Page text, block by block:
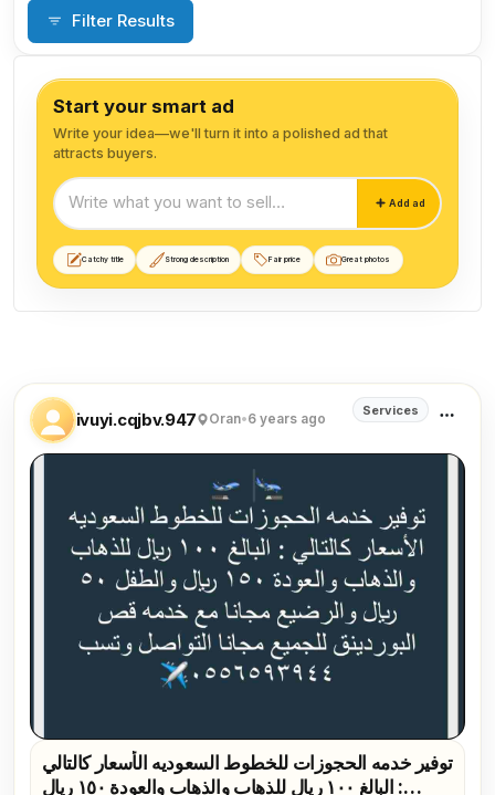
Filter Results
Start your smart ad
Write your idea—we'll turn it into a polished ad that
attracts buyers.
Start your smart ad
Add ad
Catchy title Strong description Fair price Great photos
Travel and Tourism listings
ivuyi.cqjbv.947 Oran•6 years ago
Services
توفير خدمه الحجوزات للخطوط السعوديه الأسعار كالتالي
: البالغ ١٠٠ ريال للذهاب والذهاب والعودة ١٥٠ ريال